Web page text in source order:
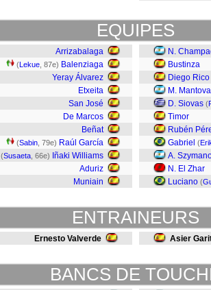
EQUIPES
Arrizabalaga
(Lekue , 87e) Balenziaga
Yeray Álvarez
Etxeita
San José
De Marcos
Beñat
(Sabin , 79e) Raúl García
(Susaeta , 66e) Iñaki Williams
Aduriz
Muniain
N.
Bustinza
Diego Rico
M.
D. Siovas (
Timor
Rubén
Gabriel (
A.
N. El Zhar
Luciano (
ENTRAINEURS
Ernesto Valverde Asier
BANCS DE